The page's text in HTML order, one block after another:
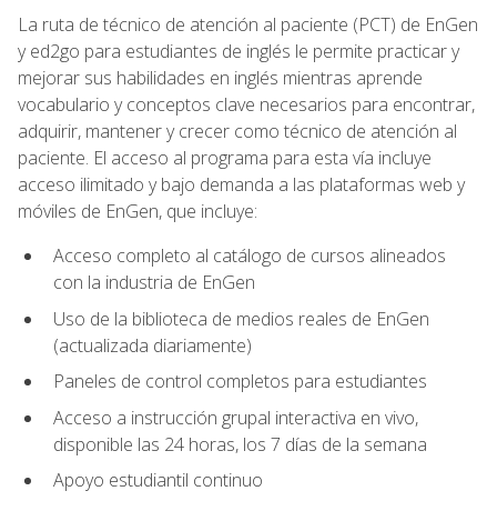
La ruta de técnico de atención al paciente (PCT) de EnGen
y ed2go para estudiantes de inglés le permite practicar y
mejorar sus habilidades en inglés mientras aprende
vocabulario y conceptos clave necesarios para encontrar,
adquirir, mantener y crecer como técnico de atención al
paciente. El acceso al programa para esta vía incluye
acceso ilimitado y bajo demanda a las plataformas web y
móviles de EnGen, que incluye:
Acceso completo al catálogo de cursos alineados
con la industria de EnGen
Uso de la biblioteca de medios reales de EnGen
(actualizada diariamente)
Paneles de control completos para estudiantes
Acceso a instrucción grupal interactiva en vivo,
disponible las 24 horas, los 7 días de la semana
Apoyo estudiantil continuo